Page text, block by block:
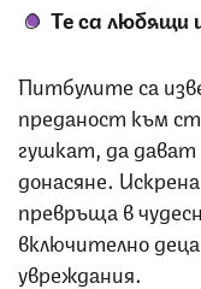
Те са любящи
Питбулите са
преданост към
гушкат, да дават
донасяне.
превръща в
включително
увреждания.